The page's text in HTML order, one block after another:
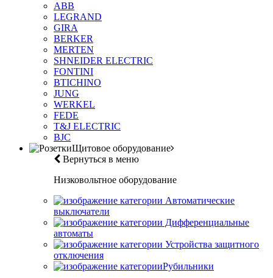
ABB
LEGRAND
GIRA
BERKER
MERTEN
SHNEIDER ELECTRIC
FONTINI
BTICHINO
JUNG
WERKEL
FEDE
T&J ELECTRIC
BJC
Щитовое оборудование
Вернуться в меню
Низковольтное оборудование
Автоматические
выключатели
Дифференциальные
автоматы
Устройства защитного
отключения
Рубильники